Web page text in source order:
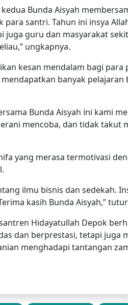
Bunda Aisyah
para santri. Tahun ini insya
guru dan masyarakat
ungkapnya.
kesan mendalam bagi para
banyak
Bunda Aisyah ini kami
mencoba, dan tidak takut
yang merasa termotivasi
ilmu bisnis dan sedekah.
kasih Bunda Aisyah,”
Hidayatullah Depok
dan berprestasi, tetapi juga
menghadapi tantangan